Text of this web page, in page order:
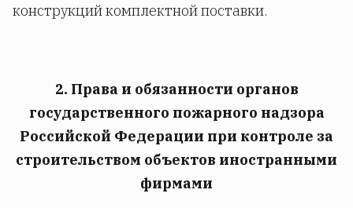
конструкций комплектной поставки.
2. Права и обязанности органов
государственного пожарного надзора
Российской Федерации при контроле за
строительством объектов иностранными
фирмами